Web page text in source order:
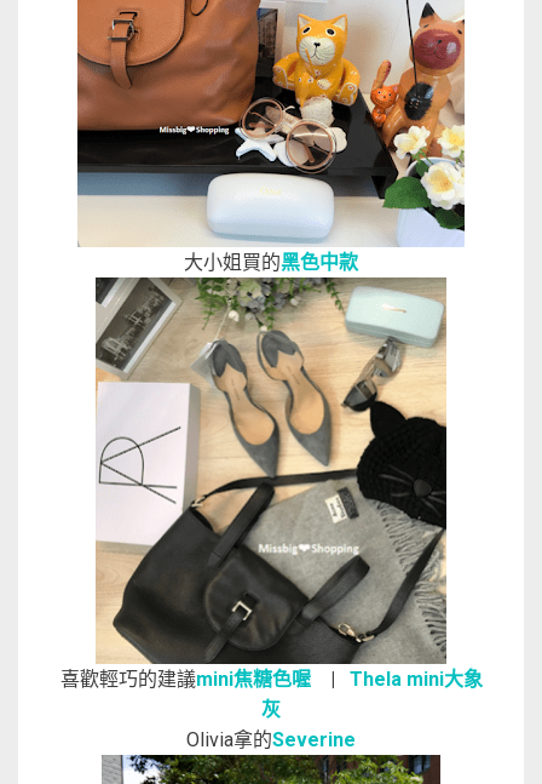
大小姐買的黑色中款
喜歡輕巧的建議mini焦糖色喔| Thela mini大象
灰
Olivia拿的Severine